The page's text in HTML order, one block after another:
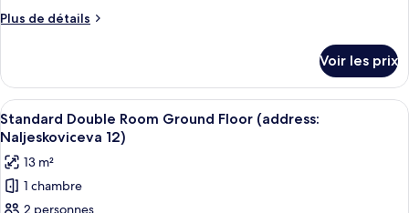
chambre :
Room
First
Floor
(address:
Zamanjina
12)
Plus de détails
Plus
le
type
de
chambre
Superior
Double
Room
First
Voir les prix
Afficher
toutes
les
photos
pour
Une chambre à coucher avec un
11
Standard Double Room Ground Floor (address:
Naljeskoviceva 12)
13 m²
1 chambre
2 personnes